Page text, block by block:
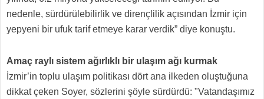
nedenle, sürdürülebilirlik ve dirençlilik açısından İzmir için
yepyeni bir ufuk tarif etmeye karar verdik” diye konuştu.
Amaç raylı sistem ağırlıklı bir ulaşım ağı kurmak
İzmir’in toplu ulaşım politikası dört ana ilkeden oluştuğuna
dikkat çeken Soyer, sözlerini şöyle sürdürdü: "Vatandaşımız